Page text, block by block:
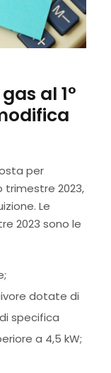
al 1°
per
trimestre 2023,
Le
2023 sono le
dotate di
specifica
a 4,5 kW;